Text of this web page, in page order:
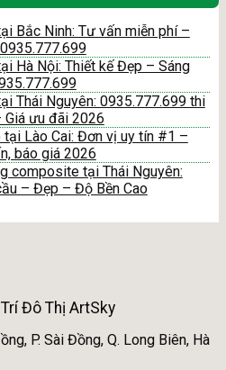
Bắc Ninh: Tư vấn miễn phí –
Hà Nội: Thiết kế Đẹp – Sáng
Thái Nguyên: 0935.777.699 thi
ưu đãi 2026
tại Lào Cai: Đơn vị uy tín #1 –
báo giá 2026
composite tại Thái Nguyên:
– Đẹp – Độ Bền Cao
Đô Thị ArtSky
P. Sài Đồng, Q. Long Biên, Hà